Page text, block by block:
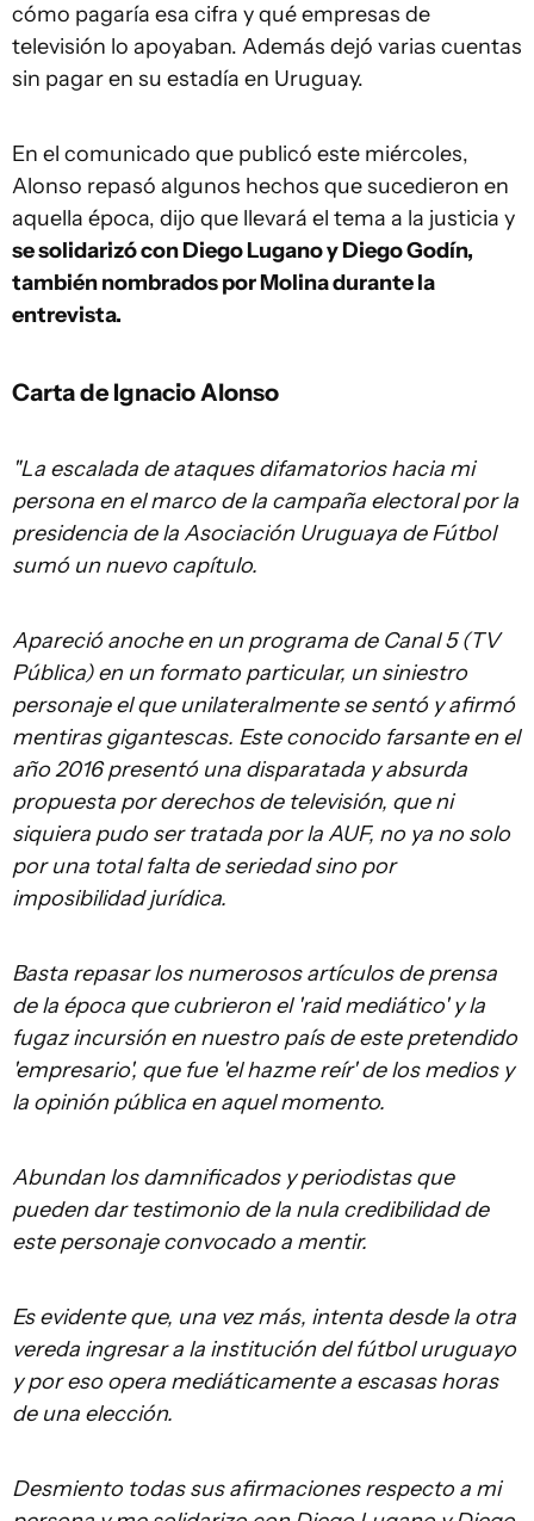
cómo pagaría esa cifra y qué empresas de
televisión lo apoyaban. Además dejó varias cuentas
sin pagar en su estadía en Uruguay.
En el comunicado que publicó este miércoles,
Alonso repasó algunos hechos que sucedieron en
aquella época, dijo que llevará el tema a la justicia y
se solidarizó con Diego Lugano y Diego Godín,
también nombrados por Molina durante la
entrevista.
Carta de Ignacio Alonso
"La escalada de ataques difamatorios hacia mi
persona en el marco de la campaña electoral por la
presidencia de la Asociación Uruguaya de Fútbol
sumó un nuevo capítulo.
Apareció anoche en un programa de Canal 5 (TV
Pública) en un formato particular, un siniestro
personaje el que unilateralmente se sentó y afirmó
mentiras gigantescas. Este conocido farsante en el
año 2016 presentó una disparatada y absurda
propuesta por derechos de televisión, que ni
siquiera pudo ser tratada por la AUF, no ya no solo
por una total falta de seriedad sino por
imposibilidad jurídica.
Basta repasar los numerosos artículos de prensa
de la época que cubrieron el 'raid mediático' y la
fugaz incursión en nuestro país de este pretendido
'empresario', que fue 'el hazme reír' de los medios y
la opinión pública en aquel momento.
Abundan los damnificados y periodistas que
pueden dar testimonio de la nula credibilidad de
este personaje convocado a mentir.
Es evidente que, una vez más, intenta desde la otra
vereda ingresar a la institución del fútbol uruguayo
y por eso opera mediáticamente a escasas horas
de una elección.
Desmiento todas sus afirmaciones respecto a mi